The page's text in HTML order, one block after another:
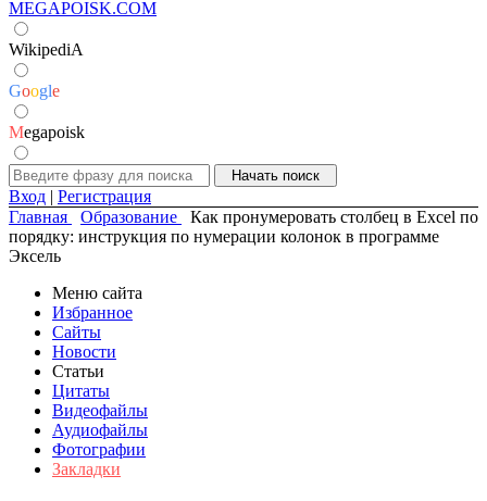
MEGAPOISK.COM
WikipediA
Google
Megapoisk
Вход | Регистрация
Главная
Образование
Как пронумеровать столбец в Excel по
порядку: инструкция по нумерации колонок в программе
Эксель
Меню сайта
Избранное
Сайты
Новости
Статьи
Цитаты
Видеофайлы
Аудиофайлы
Фотографии
Закладки